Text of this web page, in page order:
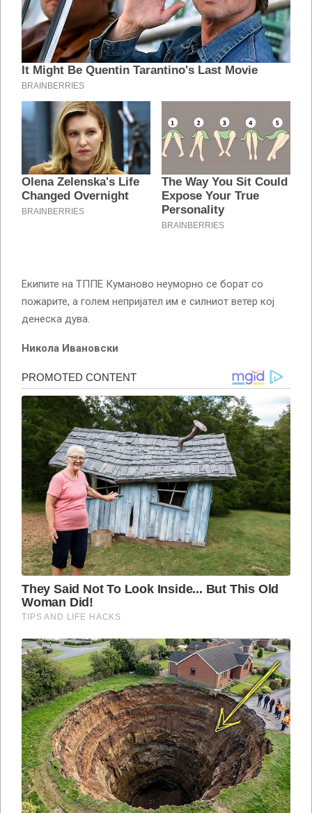
Екипите на ТППЕ Куманово неуморно се борат со
пожарите, а голем непријател им е силниот ветер кој
денеска дува.
Никола Ивановски